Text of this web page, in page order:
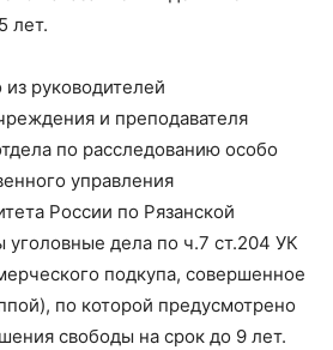
лет.
руководителей
и преподавателя
по расследованию особо
управления
России по Рязанской
уголовные дела по ч.7 ст.204 УК
подкупа, совершенное
по которой предусмотрено
свободы на срок до 9 лет.